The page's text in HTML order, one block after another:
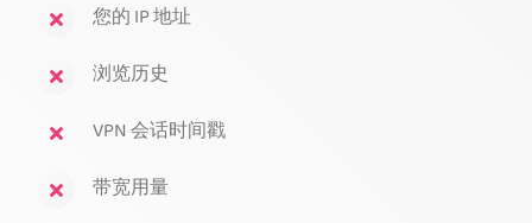
您的 IP 地址
浏览历史
VPN 会话时间戳
带宽用量